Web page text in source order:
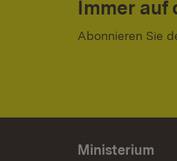
Immer auf
Abonnieren Sie
Ministerium